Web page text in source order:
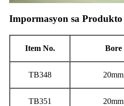
Impormasyon sa Produkto
Item No. Bore
TB348 20mm
TB351 20mm